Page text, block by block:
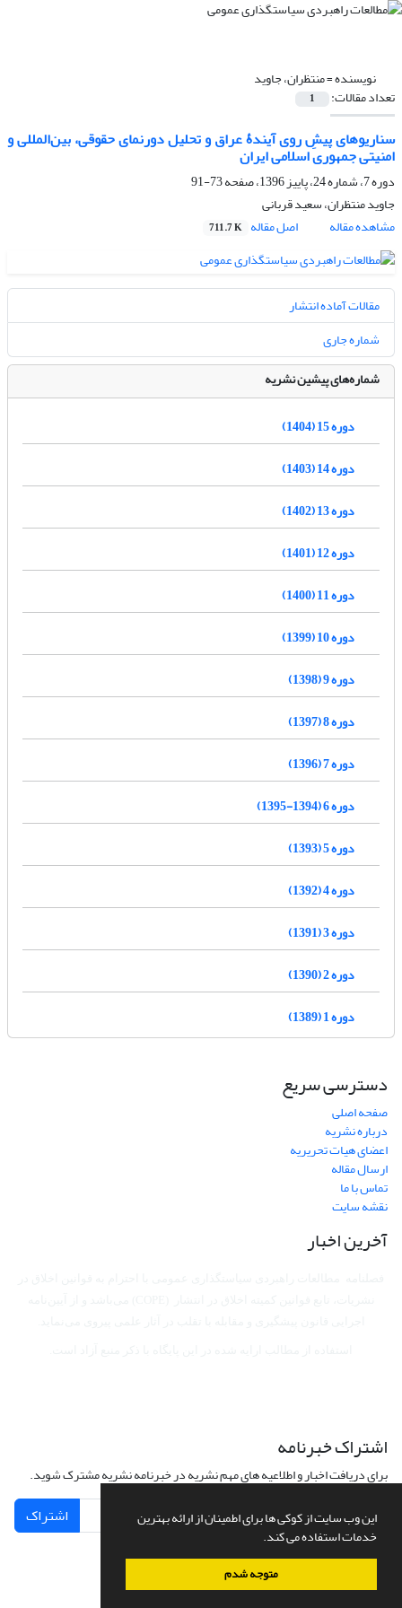
این وب سایت از کوکی ها برای اطمینان از ارائه بهترین
خدمات استفاده می کند.
متوجه شدم
نویسنده =منتظران، جاوید
تعداد مقالات: 1
سناریوهای پیشِ روی آیندۀ عراق و تحلیل دورنمای حقوقی، بین‌المللی و
امنیتی جمهوری اسلامی ایران
دوره 7، شماره 24، پاییز 1396، صفحه
73-91
جاوید منتظران، سعید قربانی
مشاهده مقاله
اصل مقاله 711.7 K
مقالات آماده انتشار
شماره جاری
شماره‌های پیشین نشریه
دوره 15 (1404)
دوره 14 (1403)
دوره 13 (1402)
دوره 12 (1401)
دوره 11 (1400)
دوره 10 (1399)
دوره 9 (1398)
دوره 8 (1397)
دوره 7 (1396)
دوره 6 (1394-1395)
دوره 5 (1393)
دوره 4 (1392)
دوره 3 (1391)
دوره 2 (1390)
دوره 1 (1389)
دسترسی سریع
صفحه اصلی
درباره نشریه
اعضای هیات تحریریه
ارسال مقاله
تماس با ما
نقشه سایت
آخرین اخبار
اشتراک خبرنامه
برای دریافت اخبار و اطلاعیه های مهم نشریه در خبرنامه نشریه مشترک شوید.
اشتراک
سامانه مدیریت نشریات علمی.طراحی و پیاده سازی ازسیناوب